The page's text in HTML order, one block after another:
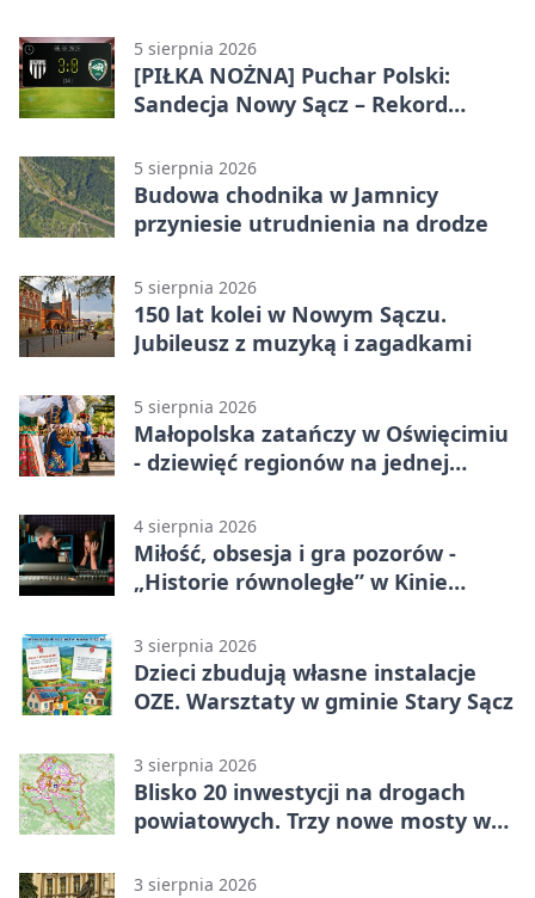
5 sierpnia 2026
[PIŁKA NOŻNA] Puchar Polski:
Sandecja Nowy Sącz – Rekord
5 sierpnia 2026
Budowa chodnika w Jamnicy
przyniesie utrudnienia na drodze
5 sierpnia 2026
150 lat kolei w Nowym Sączu.
Jubileusz z muzyką i zagadkami
5 sierpnia 2026
Małopolska zatańczy w Oświęcimiu
- dziewięć regionów na jednej
4 sierpnia 2026
Miłość, obsesja i gra pozorów -
„Historie równoległe” w Kinie
3 sierpnia 2026
Dzieci zbudują własne instalacje
OZE. Warsztaty w gminie Stary Sącz
3 sierpnia 2026
Blisko 20 inwestycji na drogach
powiatowych. Trzy nowe mosty w
3 sierpnia 2026